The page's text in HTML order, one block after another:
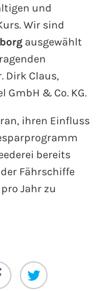
und
Wir sind
ausgewählt
Dirk Claus,
GmbH & Co. KG.
ihren Einfluss
bereits
Fährschiffe
Jahr zu